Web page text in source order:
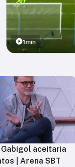
1min
aceitaria
| Arena SBT